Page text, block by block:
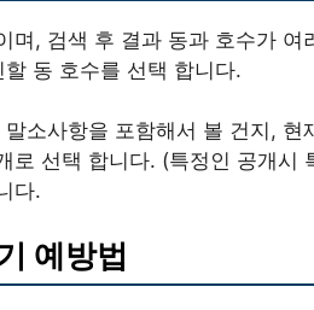
며, 검색 후 결과 동과 호수가
동 호수를 선택 합니다.
소사항을 포함해서 볼 건지,
로 선택 합니다. (특정인 공개시
다.
예방법